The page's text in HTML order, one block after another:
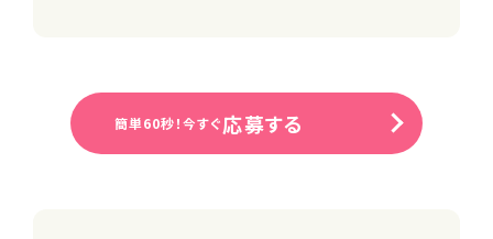
簡単60秒！今すぐ応募する